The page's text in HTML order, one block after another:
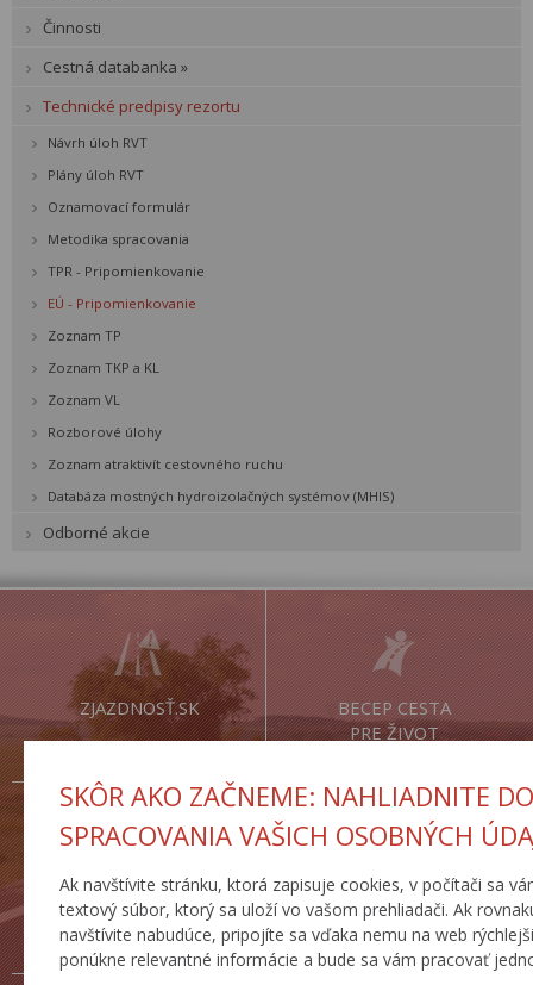
SKÔR AKO ZAČNEME: NAHLIADNITE DO
SPRACOVANIA VAŠICH OSOBNÝCH
Ak navštívite stránku, ktorá zapisuje cookies, v počítači sa
textový súbor, ktorý sa uloží vo vašom prehliadači. Ak
navštívite nabudúce, pripojíte sa vďaka nemu na web
ponúkne relevantné informácie a bude sa vám pracovať
Činnosti
Cestná databanka »
Technické predpisy rezortu
Návrh úloh RVT
Plány úloh RVT
Oznamovací formulár
Metodika spracovania
TPR - Pripomienkovanie
EÚ - Pripomienkovanie
Zoznam TP
Zoznam TKP a KL
Zoznam VL
Rozborové úlohy
Zoznam atraktivít cestovného ruchu
Databáza mostných hydroizolačných systémov (MHIS)
Odborné akcie
ZJAZDNOSŤ.SK
BECEP CESTA
PRE ŽIVOT
CESTNÁ
DATABANKA
DOPRAVNÉ
INŽINIERSTVO